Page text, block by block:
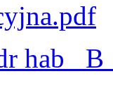
hab_